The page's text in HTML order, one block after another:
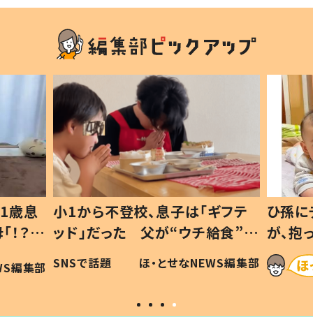
歳息
？」
編集部
小1から不登校、息子は「ギフテ
ッド」だった 父が“ウチ給食”を
作り続ける理由とは #令和の親
#令和の子
SNSで話題 ほ・とせなNEWS編集部
ひ孫
が、
「涙が
い」